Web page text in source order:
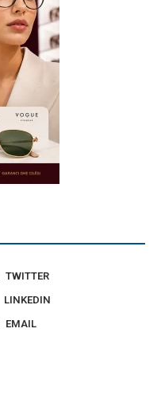
TWITTER
LINKEDIN
EMAIL